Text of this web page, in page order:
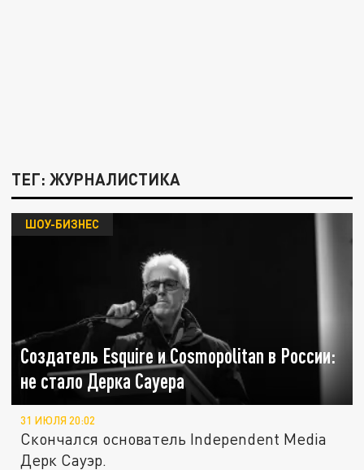
ТЕГ: ЖУРНАЛИСТИКА
Создатель Esquire и Cosmopolitan в России:
не стало Дерка Сауера
ШОУ-БИЗНЕС
31 ИЮЛЯ 20:02
Скончался основатель Independent Media
Дерк Сауэр.